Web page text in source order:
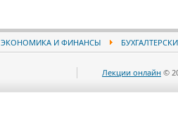
ЭКОНОМИКА И ФИНАНСЫ
Лекции онлайн ©